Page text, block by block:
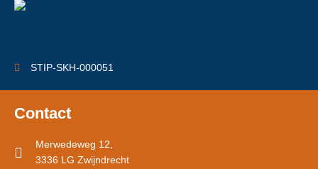
STIP-SKH-000051
Contact
Merwedeweg 12,
3336 LG Zwijndrecht